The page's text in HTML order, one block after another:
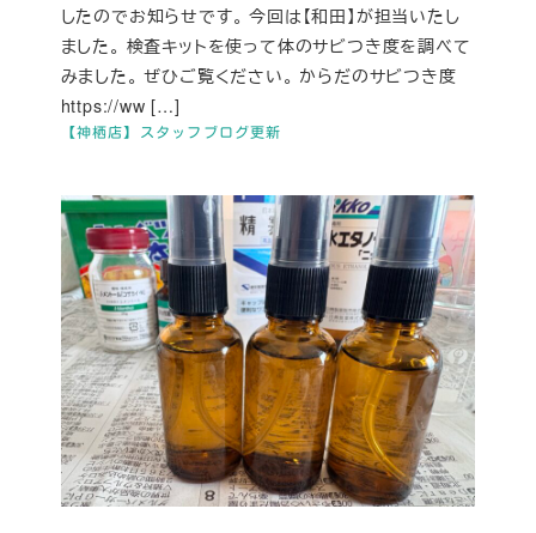
【神栖店】スタッフブログ更新
したのでお知らせです。 今回は【和田】が担当いたし
ました。 検査キットを使って体のサビつき度を調べて
みました。 ぜひご覧ください。 からだのサビつき度
https://ww […]